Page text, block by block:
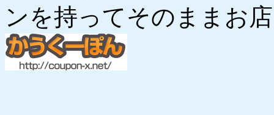
ンを持ってそのままお